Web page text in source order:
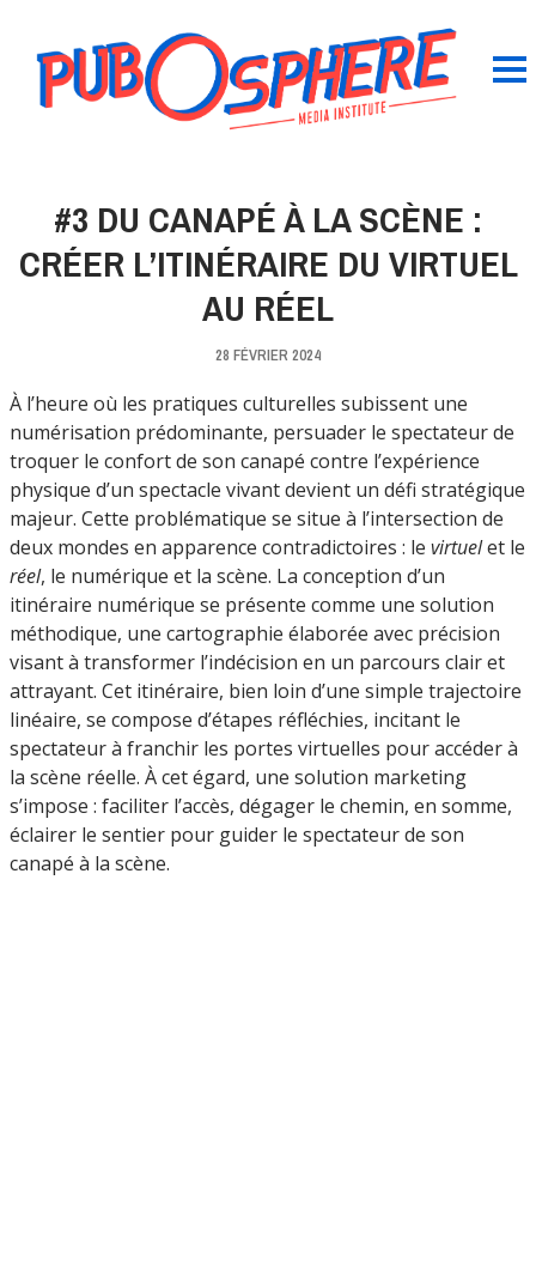
#3 DU CANAPÉ À LA SCÈNE :
CRÉER L’ITINÉRAIRE DU VIRTUEL
AU RÉEL
28 FÉVRIER 2024
À l’heure où les pratiques culturelles subissent une
numérisation prédominante, persuader le spectateur de
troquer le confort de son canapé contre l’expérience
physique d’un spectacle vivant devient un défi stratégique
majeur. Cette problématique se situe à l’intersection de
deux mondes en apparence contradictoires : le virtuelet le
réel, le numérique et la scène. La conception d’un
itinéraire numérique se présente comme une solution
méthodique, une cartographie élaborée avec précision
visant à transformer l’indécision en un parcours clair et
attrayant. Cet itinéraire, bien loin d’une simple trajectoire
linéaire, se compose d’étapes réfléchies, incitant le
spectateur à franchir les portes virtuelles pour accéder à
la scène réelle. À cet égard, une solution marketing
s’impose : faciliter l’accès, dégager le chemin, en somme,
éclairer le sentier pour guider le spectateur de son
canapé à la scène.